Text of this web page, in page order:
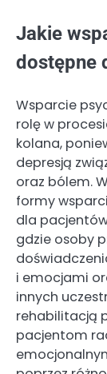
Jakie
dostępne
Wsparcie
rolę w
kolana,
depresją
oraz bólem.
formy
dla
gdzie osoby
i emocjami
innych
rehabilitacją
pacjentom